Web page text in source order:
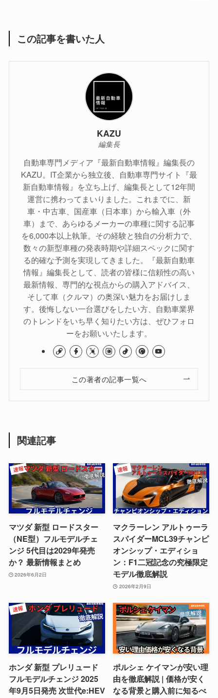
この記事を書いた人
KAZU
編集長
自動車専門メディア『最新自動車情報』編集長の
KAZU。IT企業から独立後、自動車専門サイト『最
新自動車情報』を立ち上げ、編集長として12年間
運営に携わってまいりました。これまでに、新
車・中古車、国産車（日本車）から輸入車（外
車）まで、あらゆるメーカーの車種に関する記事
を6,000本以上執筆。その経験と独自の分析力で、
数々の新型車種の発表時期や詳細スペックに関す
る的確な予測を実現してきました。『最新自動車
情報』編集長として、読者の皆様に信頼性の高い
最新情報、専門的な視点からの購入アドバイス、
そして車（クルマ）の奥深い魅力をお届けしま
す。後悔しない一台選びをしたい方、自動車業界
のトレンドをいち早く知りたい方は、ぜひフォロ
ーをお願いいたします。
この著者の記事一覧へ
関連記事
マツダ 新型 ロードスター
（NE型）フルモデルチェ
ンジ 5代目は2029年発売
か？ 最新情報まとめ
2026年6月2日
マクラーレン アルトゥーラ
スパイダーMCL39チャンピ
オンシップ・エディショ
ン：F1二冠記念の究極限定
モデル徹底解説
2026年2月9日
ホンダ 新型 プレリュード
フルモデルチェンジ 2025
年9月5日発売 次世代e:HEV
ポルシェ ケイマンが安い理
由を徹底解説 | 価格が安く
なる背景と購入前に知るべ